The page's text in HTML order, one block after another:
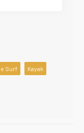
Surf Kayak